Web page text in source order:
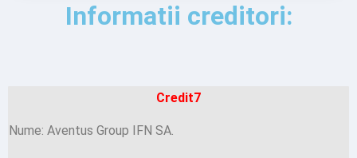
Informatii creditori:
Credit7
Nume: Aventus Group IFN SA.